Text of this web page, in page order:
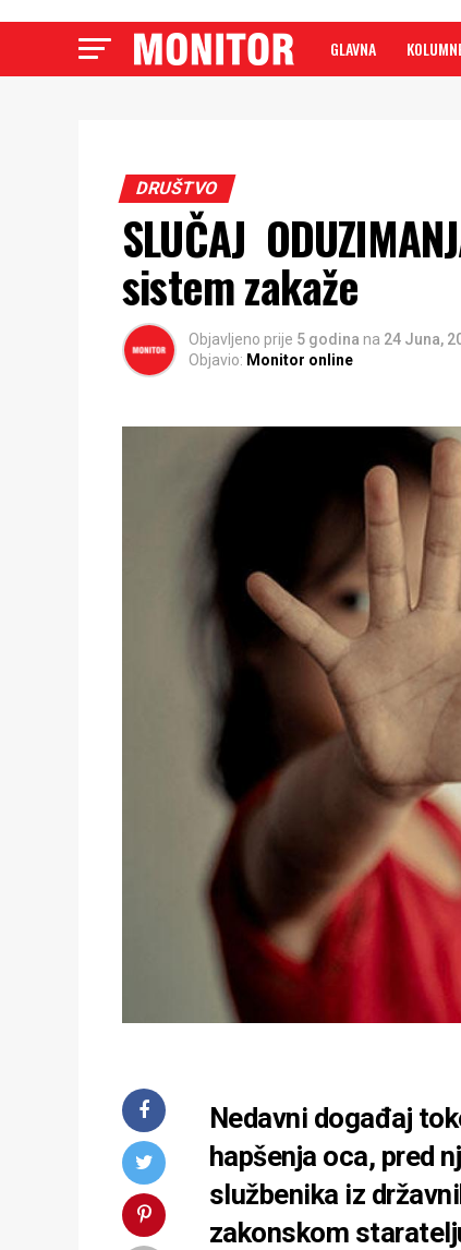
GLAVNA
DRUŠTVO
SLUČAJ
sistem zakaže
Objavljeno prije 5 godina na 24 Juna,
Objavio: Monitor online
Nedavni događaj
hapšenja oca, pred
službenika iz
zakonskom